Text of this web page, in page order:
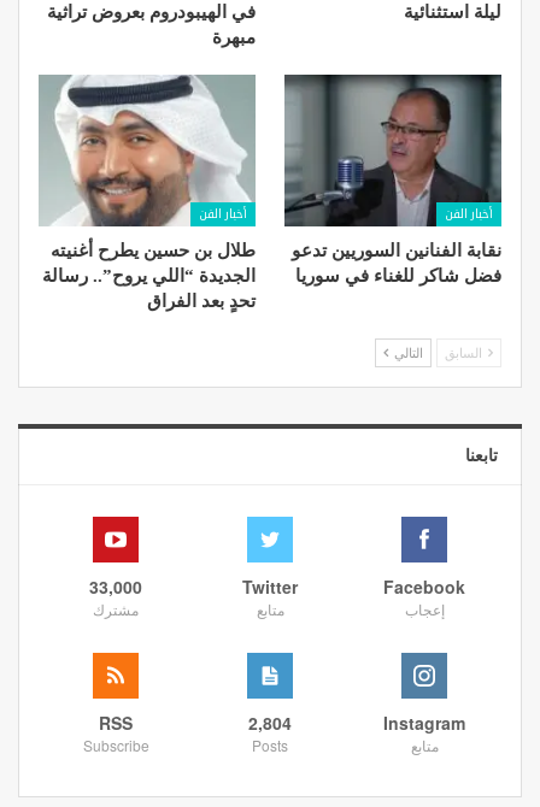
ليلة استثنائية
في الهيبودروم بعروض تراثية
مبهرة
أخبار الفن
نقابة الفنانين السوريين تدعو
فضل شاكر للغناء في سوريا
أخبار الفن
طلال بن حسين يطرح أغنيته
الجديدة “اللي يروح”.. رسالة
تحدٍ بعد الفراق
السابق التالي
تابعنا
Facebook
إعجاب
Twitter
متابع
33,000
مشترك
Instagram
متابع
2,804
Posts
RSS
Subscribe